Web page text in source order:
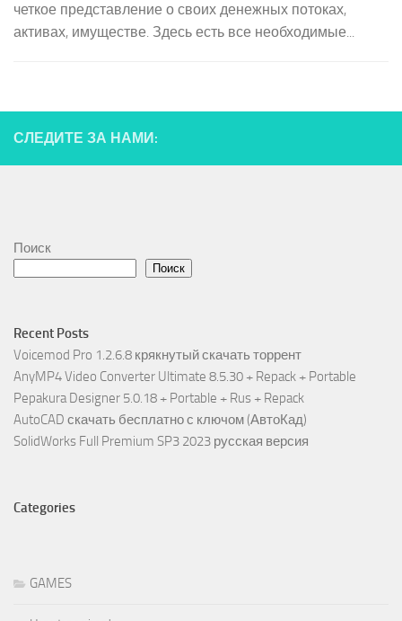
четкое представление о своих денежных потоках,
активах, имуществе. Здесь есть все необходимые...
СЛЕДИТЕ ЗА НАМИ:
Поиск
Поиск
Recent Posts
Voicemod Pro 1.2.6.8 крякнутый скачать торрент
AnyMP4 Video Converter Ultimate 8.5.30 + Repack + Portable
Pepakura Designer 5.0.18 + Portable + Rus + Repack
AutoCAD скачать бесплатно с ключом (АвтоКад)
SolidWorks Full Premium SP3 2023 русская версия
Categories
GAMES